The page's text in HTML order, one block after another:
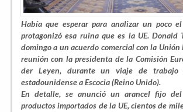
Había que esperar para analizar un poco
protagonizó esa ruina que es la UE. Donald
domingo a un acuerdo comercial con la Unión
reunión con la presidenta de la Comisión
der Leyen, durante un viaje de trabajo
estadounidense a Escocia (Reino Unido).
En detalle, se anunció un arancel fijo
productos importados de la UE, cientos de